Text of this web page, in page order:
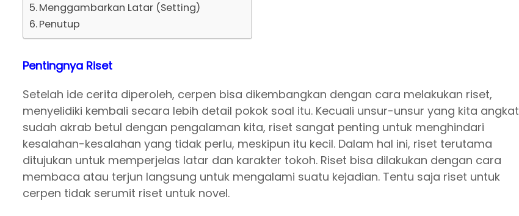
Menggambarkan Latar (Setting)
Penutup
Pentingnya Riset
Setelah ide cerita diperoleh, cerpen bisa dikembangkan dengan cara melakukan riset,
menyelidiki kembali secara lebih detail pokok soal itu. Kecuali unsur-unsur yang kita angkat
sudah akrab betul dengan pengalaman kita, riset sangat penting untuk menghindari
kesalahan-kesalahan yang tidak perlu, meskipun itu kecil. Dalam hal ini, riset terutama
ditujukan untuk memperjelas latar dan karakter tokoh. Riset bisa dilakukan dengan cara
membaca atau terjun langsung untuk mengalami suatu kejadian. Tentu saja riset untuk
cerpen tidak serumit riset untuk novel.